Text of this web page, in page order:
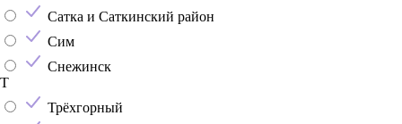
Сатка и Саткинский район
Сим
Снежинск
Т
Трёхгорный